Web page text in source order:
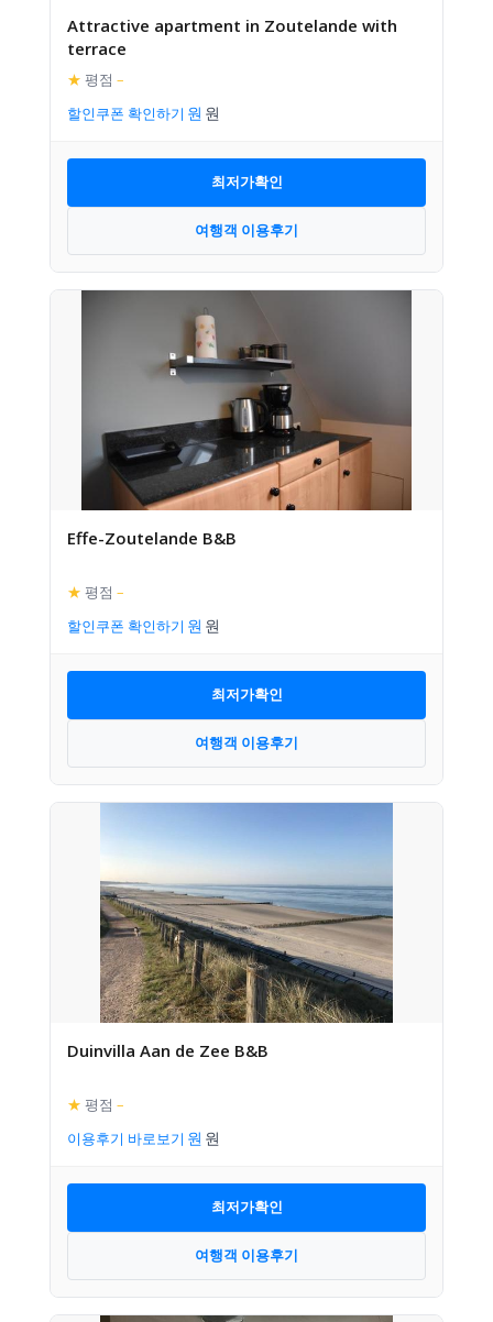
Attractive apartment in Zoutelande with
terrace
★ 평점 –
할인쿠폰 확인하기
최저가확인
여행객 이용후기
Effe-Zoutelande B&B
★ 평점 –
할인쿠폰 확인하기
최저가확인
여행객 이용후기
Duinvilla Aan de Zee B&B
★ 평점 –
이용후기 바로보기
최저가확인
여행객 이용후기